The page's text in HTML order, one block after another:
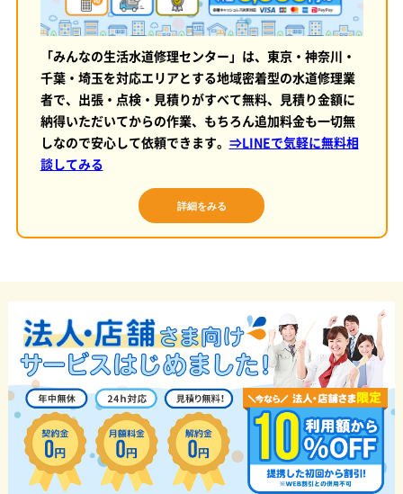
「みんなの生活水道修理センター」は、東京・神奈川・
千葉・埼玉を対応エリアとする地域密着型の水道修理業
者で、出張・点検・見積りがすべて無料、見積り金額に
納得いただいてからの作業、もちろん追加料金も一切無
しなので安心して依頼できます。 ⇒LINEで気軽に無料相
談してみる
詳細をみる